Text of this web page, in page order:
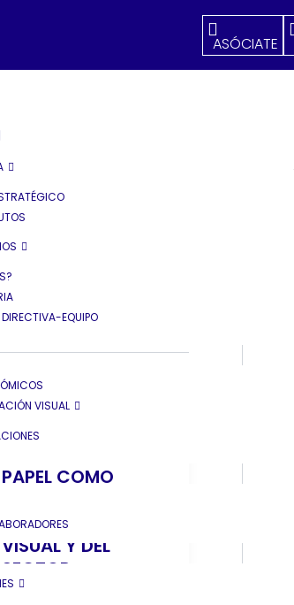
ASÓCIATE
EQUIPO
VISUAL
C!PRINT MADRID Y
PMG PROMOGIFT
PAPEL COMO
COMUNICACIÓN
VISUAL Y DEL
SECTOR
PROMOCIONAL